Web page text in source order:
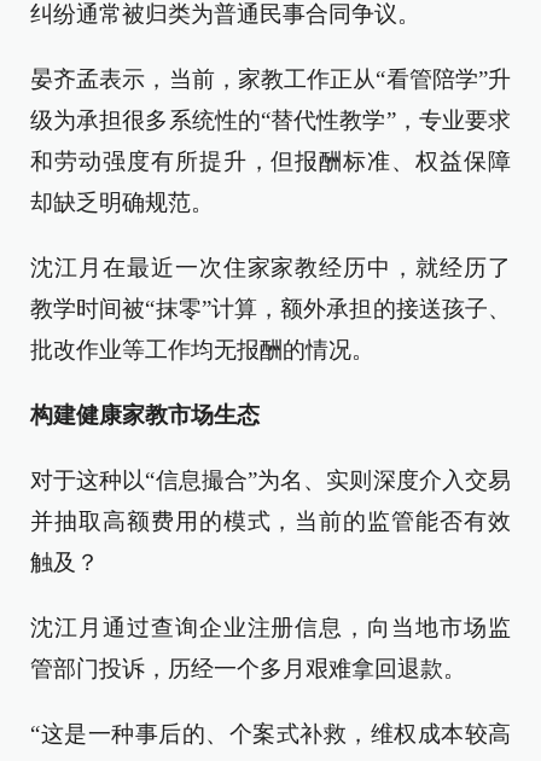
纠纷通常被归类为普通民事合同争议。
晏齐孟表示，当前，家教工作正从“看管陪学”升
级为承担很多系统性的“替代性教学”，专业要求
和劳动强度有所提升，但报酬标准、权益保障
却缺乏明确规范。
沈江月在最近一次住家家教经历中，就经历了
教学时间被“抹零”计算，额外承担的接送孩子、
批改作业等工作均无报酬的情况。
构建健康家教市场生态
对于这种以“信息撮合”为名、实则深度介入交易
并抽取高额费用的模式，当前的监管能否有效
触及？
沈江月通过查询企业注册信息，向当地市场监
管部门投诉，历经一个多月艰难拿回退款。
“这是一种事后的、个案式补救，维权成本较高